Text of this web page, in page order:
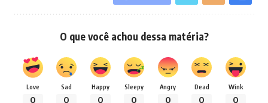
O que você achou dessa matéria?
Love
0
Sad
0
Happy
0
Sleepy
0
Angry
0
Dead
0
Wink
0